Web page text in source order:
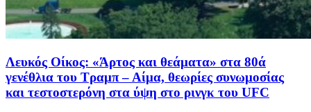
Λευκός Οίκος: «Άρτος και θεάματα» στα 80ά
γενέθλια του Τραμπ – Αίμα, θεωρίες συνωμοσίας
και τεστοστερόνη στα ύψη στο ρινγκ του UFC